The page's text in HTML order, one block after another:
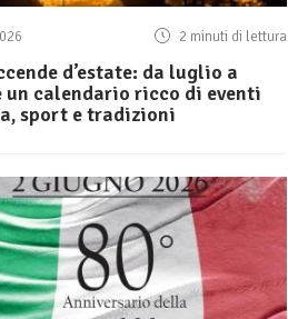
2 minuti di lettura
d’estate: da luglio a
un calendario ricco di eventi
sport e tradizioni